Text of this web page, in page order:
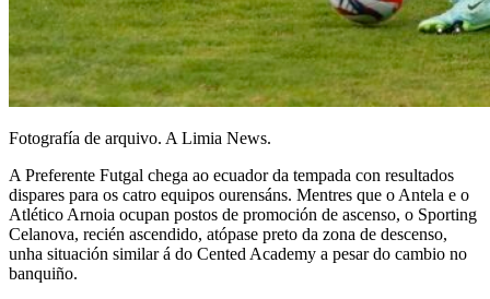
Fotografía de arquivo. A Limia News.
A Preferente Futgal chega ao ecuador da tempada con resultados
dispares para os catro equipos ourensáns. Mentres que o Antela e o
Atlético Arnoia ocupan postos de promoción de ascenso, o Sporting
Celanova, recién ascendido, atópase preto da zona de descenso,
unha situación similar á do Cented Academy a pesar do cambio no
banquiño.